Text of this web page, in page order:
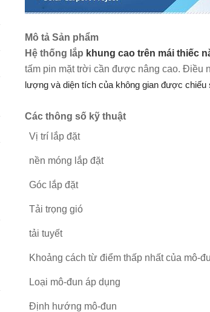
Mô tả Sản phẩm
Hệ thống lắp khung cao trên mái thiếc
tấm pin mặt trời cần được nâng cao. Điều
lượng và diện tích của không gian được chiếu
Các thông số kỹ thuật
Vị trí lắp đặt
nền móng lắp đặt
Góc lắp đặt
Tải trọng gió
tải tuyết
Khoảng cách từ điểm thấp nhất của mô-
Loại mô-đun áp dụng
Định hướng mô-đun